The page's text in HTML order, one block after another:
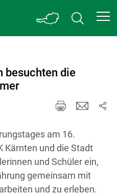
besuchten die
am 16.
Kärnten und die Stadt
und Schüler ein,
gemeinsam mit
und zu erleben.